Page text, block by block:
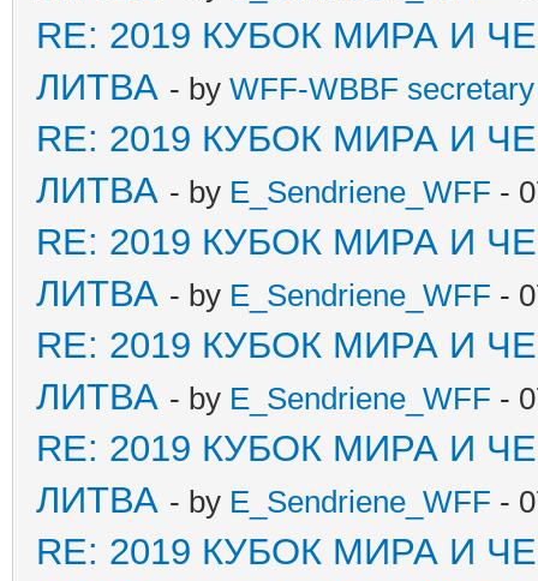
RE: 2019 КУБОК МИРА И
ЛИТВА - by WFF-WBBF
RE: 2019 КУБОК МИРА И
ЛИТВА - by E_Sendriene_WFF -
RE: 2019 КУБОК МИРА И
ЛИТВА - by E_Sendriene_WFF -
RE: 2019 КУБОК МИРА И
ЛИТВА - by E_Sendriene_WFF -
RE: 2019 КУБОК МИРА И
ЛИТВА - by E_Sendriene_WFF -
RE: 2019 КУБОК МИРА И